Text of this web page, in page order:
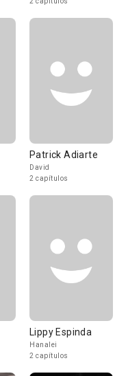
Patrick Adiarte
David
2 capítulos
Lippy Espinda
Hanalei
2 capítulos